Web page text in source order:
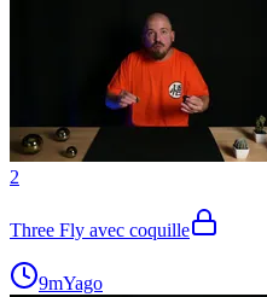
2
Three Fly avec coquille
9mYago